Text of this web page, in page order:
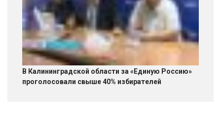
В Калининградской области за «Единую Россию»
проголосовали свыше 40% избирателей